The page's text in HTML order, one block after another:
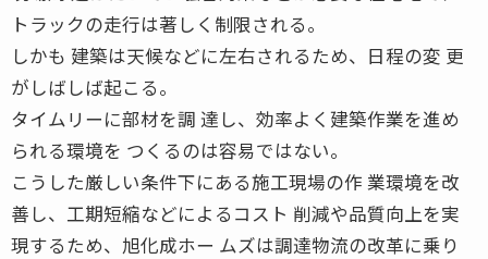
トラックの走行は著しく制限される。
しかも 建築は天候などに左右されるため、日程の変 更
がしばしば起こる。
タイムリーに部材を調 達し、効率よく建築作業を進め
られる環境を つくるのは容易ではない。
こうした厳しい条件下にある施工現場の作 業環境を改
善し、工期短縮などによるコスト 削減や品質向上を実
現するため、旭化成ホー ムズは調達物流の改革に乗り